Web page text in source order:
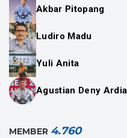
Akbar Pitopang
Ludiro Madu
Yuli Anita
Agustian Deny
MEMBER 4.760